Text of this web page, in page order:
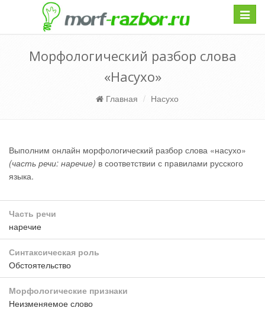
Морфологический разбор слова
«Насухо»
Главная Насухо
Выполним онлайн морфологический разбор слова «насухо»
(часть речи: наречие) в соответствии с правилами русского
языка.
Часть речи
наречие
Синтаксическая роль
Обстоятельство
Морфологические признаки
Неизменяемое слово